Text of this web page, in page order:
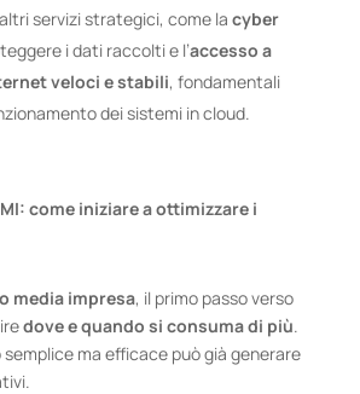
servizi strategici, come la cyber
i dati raccolti e l’accesso a
veloci e stabili, fondamentali
dei sistemi in cloud.
come iniziare a ottimizzare i
media impresa, il primo passo verso
dove e quando si consuma di più.
ma efficace può già generare